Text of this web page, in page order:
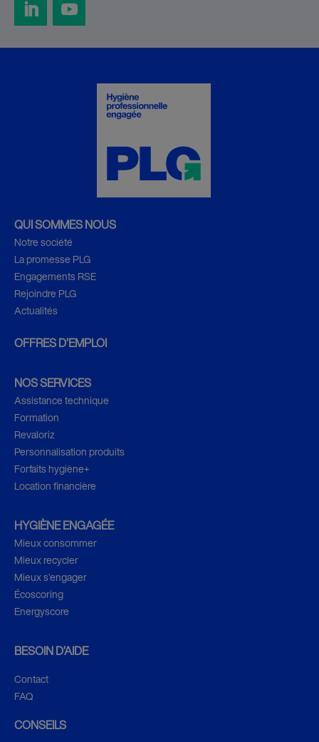
QUI SOMMES NOUS
Notre société
La promesse PLG
Engagements RSE
Rejoindre PLG
Actualités
OFFRES D’EMPLOI
NOS SERVICES
Assistance technique
Formation
Revaloriz
Personnalisation produits
Forfaits hygiène+
Location financière
HYGIÈNE ENGAGÉE
Mieux consommer
Mieux recycler
Mieux s’engager
Écoscoring
Energyscore
BESOIN D’AIDE
Contact
FAQ
CONSEILS